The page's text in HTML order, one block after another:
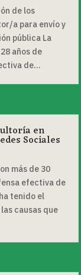
de los
a para envío y
pública La
años de
de...
en
Sociales
más de 30
efectiva de
tenido el
causas que